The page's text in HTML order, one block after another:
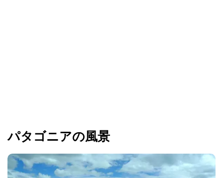
パタゴニアの風景